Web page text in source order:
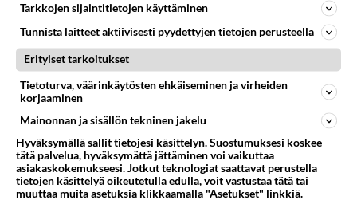
kello/radiolähetin käynnistyksellä. Olen todella
tyytyväinen. Seuraavaan autoon tulen hankkimaan
vain tehokkaamman nyt (4 kW) ja pienemmällä
radiolähettimellä olevan lämmittimen. Itse
asennettuna, asennuksen laatu on hyvä, sekä
säästin merkittävän summan rahaa.
Turhemmistakin lisävarusteista ollaan usein
valmiita maksamaan merkittäviä summia, joten
hankinta kannattaa jos on valmis maksamaan
Tarkkojen sijaintitietojen käyttäminen
Tunnista laitteet aktiivisesti pyydettyjen tietojen perusteella
Erityiset tarkoitukset
Tietoturva, väärinkäytösten ehkäiseminen ja virheiden
korjaaminen
Mainonnan ja sisällön tekninen jakelu
Hyväksymällä sallit tietojesi käsittelyn. Suostumuksesi koskee
tätä palvelua, hyväksymättä jättäminen voi vaikuttaa
asiakaskokemukseesi. Jotkut teknologiat saattavat perustella
tietojen käsittelyä oikeutetulla edulla, voit vastustaa tätä tai
muuttaa muita asetuksia klikkaamalla "Asetukset" linkkiä.